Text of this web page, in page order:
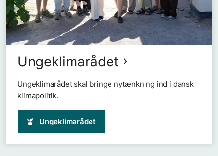
Ungeklimarådet
Ungeklimarådet skal bringe nytænkning ind i dansk
klimapolitik.
Ungeklimarådet